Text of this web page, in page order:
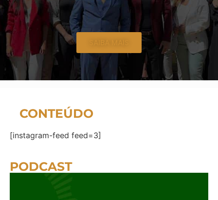
SAIBA MAIS
CONTEÚDO
[instagram-feed feed=3]
PODCAST